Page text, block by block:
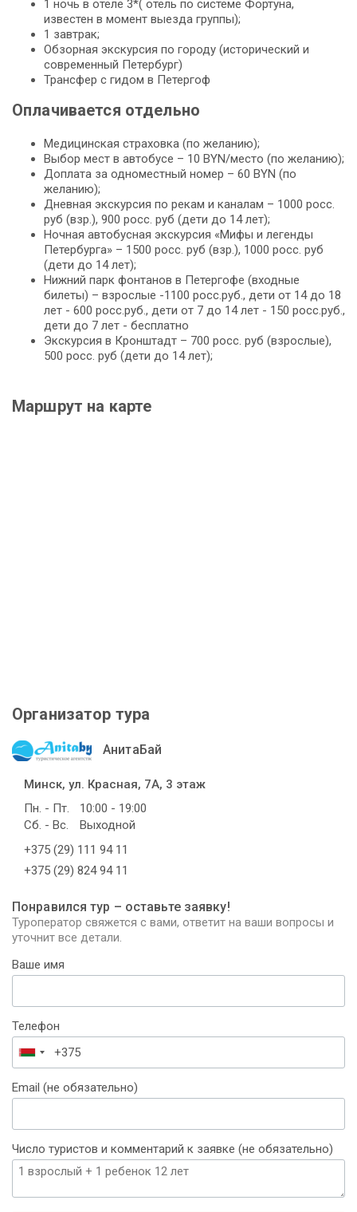
1 ночь в отеле 3*( отель по системе Фортуна,
известен в момент выезда группы);
1 завтрак;
Обзорная экскурсия по городу (исторический и
современный Петербург)
Трансфер с гидом в Петергоф
Оплачивается отдельно
Медицинская страховка (по желанию);
Выбор мест в автобусе – 10 BYN/место (по желанию);
Доплата за одноместный номер – 60 BYN (по
желанию);
Дневная экскурсия по рекам и каналам – 1000 росс.
руб (взр.), 900 росс. руб (дети до 14 лет);
Ночная автобусная экскурсия «Мифы и легенды
Петербурга» – 1500 росс. руб (взр.), 1000 росс. руб
(дети до 14 лет);
Нижний парк фонтанов в Петергофе (входные
билеты) – взрослые -1100 росс.руб., дети от 14 до 18
лет - 600 росс.руб., дети от 7 до 14 лет - 150 росс.руб.,
дети до 7 лет - бесплатно
Экскурсия в Кронштадт – 700 росс. руб (взрослые),
500 росс. руб (дети до 14 лет);
Маршрут на карте
Организатор тура
АнитаБай
Минск, ул. Красная, 7А, 3 этаж
Пн. - Пт.
10:00 - 19:00
Сб. - Вс.
Выходной
+375 (29) 111 94 11
+375 (29) 824 94 11
Понравился тур – оставьте заявку!
Туроператор свяжется с вами, ответит на ваши вопросы и
уточнит все детали.
Ваше имя
Телефон
Беларусь
+375
Email (не обязательно)
Число туристов и комментарий к заявке (не обязательно)